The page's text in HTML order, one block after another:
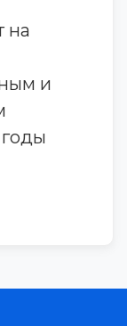
на
и